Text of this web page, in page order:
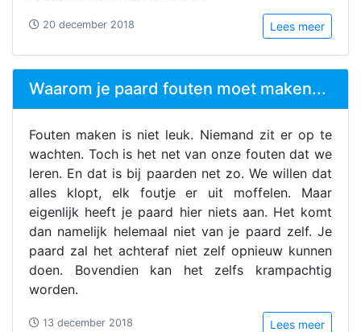
Lees meer
20 december 2018
Waarom je paard fouten moet maken...
Fouten maken is niet leuk. Niemand zit er op te
wachten. Toch is het net van onze fouten dat we
leren. En dat is bij paarden net zo. We willen dat
alles klopt, elk foutje er uit moffelen. Maar
eigenlijk heeft je paard hier niets aan. Het komt
dan namelijk helemaal niet van je paard zelf. Je
paard zal het achteraf niet zelf opnieuw kunnen
doen. Bovendien kan het zelfs krampachtig
worden.
Lees meer
13 december 2018